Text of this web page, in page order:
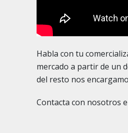
Habla con tu
mercado a partir de un
del resto nos
Contacta con nosotros